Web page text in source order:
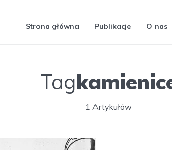
Strona główna Publikacje O nas
Tag
1 Artykułów